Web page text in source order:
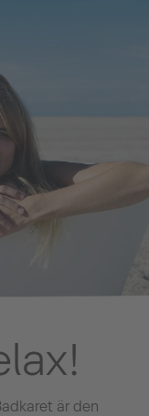
är den